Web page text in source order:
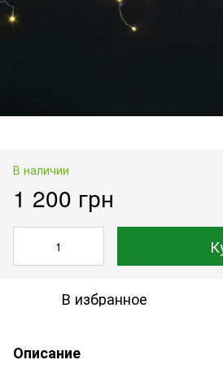
В наличии
1 200 грн
В избранное
Описание